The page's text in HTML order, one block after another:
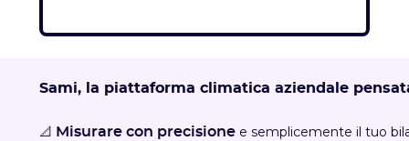
Sami, la piattaforma climatica aziendale
📐 Misurare con precisionee semplicemente il tuo